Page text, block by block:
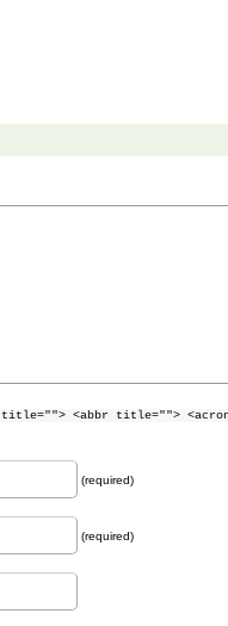
<abbr title="">
(required)
(required)